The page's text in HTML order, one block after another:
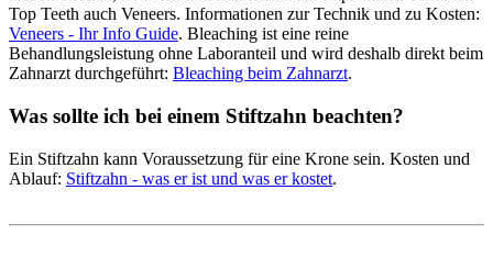
Top Teeth auch Veneers. Informationen zur Technik und zu Kosten:
Veneers - Ihr Info Guide. Bleaching ist eine reine
Behandlungsleistung ohne Laboranteil und wird deshalb direkt beim
Zahnarzt durchgeführt: Bleaching beim Zahnarzt.
Was sollte ich bei einem Stiftzahn beachten?
Ein Stiftzahn kann Voraussetzung für eine Krone sein. Kosten und
Ablauf: Stiftzahn - was er ist und was er kostet.